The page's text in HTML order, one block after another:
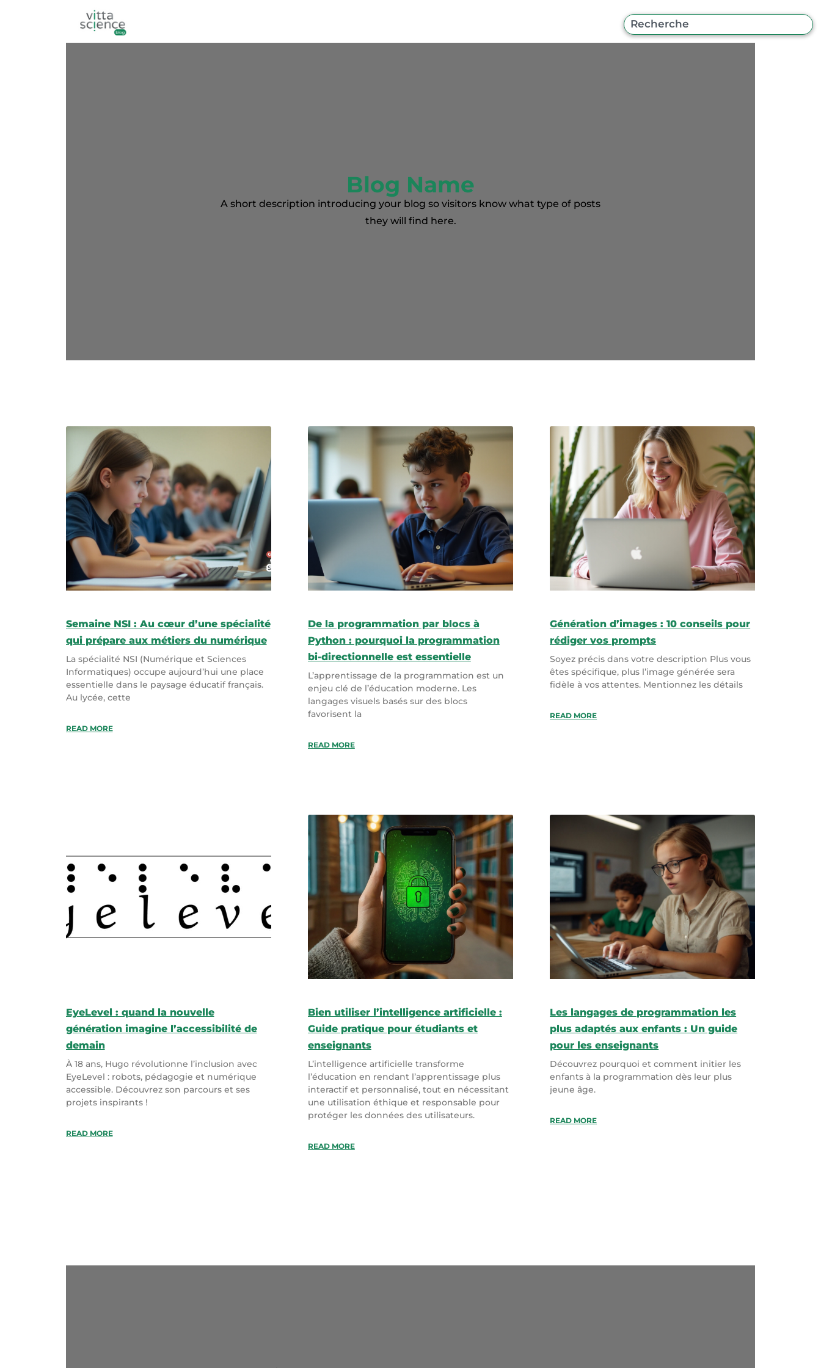
Blog Name
A short description introducing your blog so visitors know what type of posts
they will find here.
Semaine NSI : Au cœur d’une spécialité
qui prépare aux métiers du numérique
La spécialité NSI (Numérique et Sciences
Informatiques) occupe aujourd’hui une place
essentielle dans le paysage éducatif français.
Au lycée, cette
READ MORE
De la programmation par blocs à
Python : pourquoi la programmation
bi-directionnelle est essentielle
L’apprentissage de la programmation est un
enjeu clé de l’éducation moderne. Les
langages visuels basés sur des blocs
favorisent la
READ MORE
Génération d’images : 10 conseils pour
rédiger vos prompts
Soyez précis dans votre description Plus vous
êtes spécifique, plus l’image générée sera
fidèle à vos attentes. Mentionnez les détails
READ MORE
EyeLevel : quand la nouvelle
génération imagine l’accessibilité de
demain
À 18 ans, Hugo révolutionne l’inclusion avec
EyeLevel : robots, pédagogie et numérique
accessible. Découvrez son parcours et ses
projets inspirants !
READ MORE
Bien utiliser l’intelligence artificielle :
Guide pratique pour étudiants et
enseignants
L’intelligence artificielle transforme
l’éducation en rendant l’apprentissage plus
interactif et personnalisé, tout en nécessitant
une utilisation éthique et responsable pour
protéger les données des utilisateurs.
READ MORE
Les langages de programmation les
plus adaptés aux enfants : Un guide
pour les enseignants
Découvrez pourquoi et comment initier les
enfants à la programmation dès leur plus
jeune âge.
READ MORE